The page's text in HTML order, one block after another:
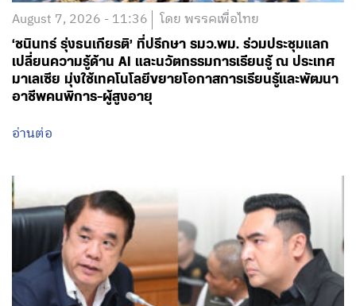
August 7, 2026 - 11:36 โดย พรรคเพื่อไทย
‘ชนินทร์ รุ่งธนเกียรติ’ ที่ปรึกษา รมว.พม. ร่วมประชุมแลก
เปลี่ยนความรู้ด้าน AI และนวัตกรรมการเรียนรู้ ณ ประเทศ
มาเลเซีย มุ่งใช้เทคโนโลยีขยายโอกาสการเรียนรู้และพัฒนา
อาชีพคนพิการ-ผู้สูงอายุ
อ่านต่อ